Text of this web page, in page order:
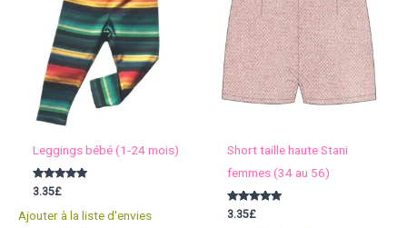
Leggings bébé (1-24 mois)
Note
5.00
3.35£
Ajouter à la liste d'envies
Short taille haute Stani
femmes (34 au 56)
Note
5.00
3.35£